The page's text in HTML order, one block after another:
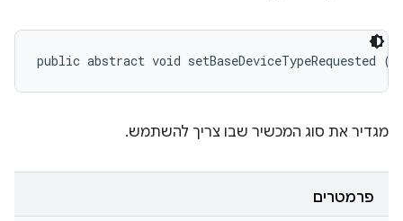
public abstract void setBaseDeviceTypeRequested (
מגדיר את סוג המכשיר שבו צריך להשתמש.
פרמטרים